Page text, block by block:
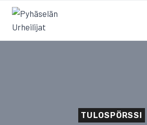
Siirry
sisältöön
TULOSPÖRSSI